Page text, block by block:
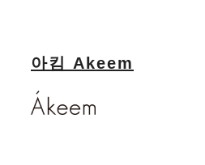
아킴 Akeem